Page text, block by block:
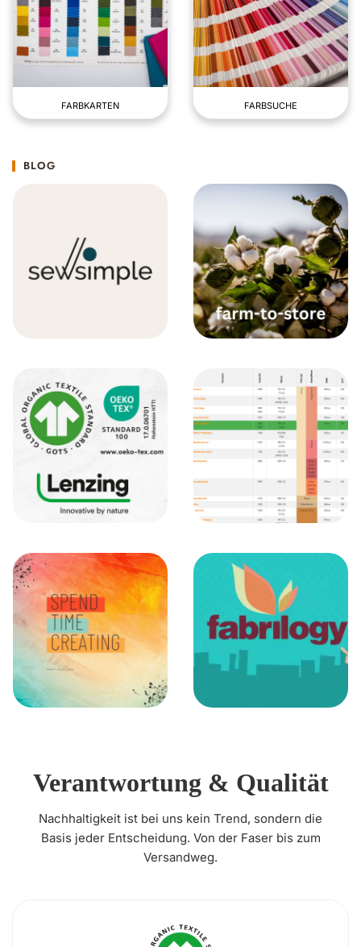
FARBKARTEN FARBSUCHE
BLOG
Verantwortung & Qualität
Nachhaltigkeit ist bei uns kein Trend, sondern die
Basis jeder Entscheidung. Von der Faser bis zum
Versandweg.